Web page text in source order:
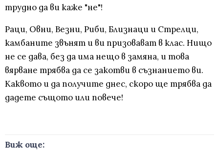
трудно да ви каже "не"!
Раци, Овни, Везни, Риби, Близнаци и Стрелци,
камбаните звънят и ви призовават в клас. Нищо
не се дава, без да има нещо в замяна, и това
вярване трябва да се закотви в съзнанието ви.
Каквото и да получите днес, скоро ще трябва да
дадете същото или повече!
Виж още: